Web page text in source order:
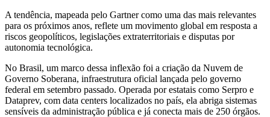
A tendência, mapeada pelo Gartner como uma das mais relevantes
para os próximos anos, reflete um movimento global em resposta a
riscos geopolíticos, legislações extraterritoriais e disputas por
autonomia tecnológica.
No Brasil, um marco dessa inflexão foi a criação da Nuvem de
Governo Soberana, infraestrutura oficial lançada pelo governo
federal em setembro passado. Operada por estatais como Serpro e
Dataprev, com data centers localizados no país, ela abriga sistemas
sensíveis da administração pública e já conecta mais de 250 órgãos.